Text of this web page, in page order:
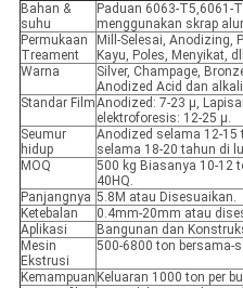
Bahan &
suhu
Paduan 6063-T5,6061-
menggunakan skrap
Permukaan
Treament
Mill-Selesai, Anodizing,
Kayu, Poles, Menyikat,
Warna
Silver, Champage,
Anodized Acid dan
Standar FilmAnodized: 7-23 μ,
elektroforesis: 12-25 μ.
Seumur
hidup
Anodized selama 12-15
selama 18-20 tahun di
MOQ
500 kg Biasanya 10-12
40HQ.
Panjangnya 5.8M atau Disesuaikan.
Ketebalan
0.4mm-20mm atau
Aplikasi
Bangunan dan
Mesin
Ekstrusi
500-6800 ton bersama-
Kemampuan Keluaran 1000 ton per